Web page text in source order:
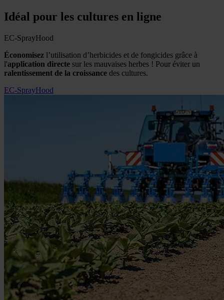
Idéal pour les cultures en ligne
EC-SprayHood
Économisez l’utilisation d’herbicides et de fongicides grâce à
l'application directe sur les mauvaises herbes ! Pour éviter un
ralentissement de la croissance des cultures.
EC-SprayHood